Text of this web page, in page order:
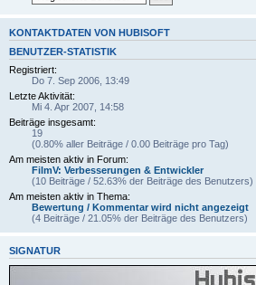
KONTAKTDATEN VON HUBISOFT
BENUTZER-STATISTIK
Registriert:
Do 7. Sep 2006, 13:49
Letzte Aktivität:
Mi 4. Apr 2007, 14:58
Beiträge insgesamt:
19
(0.80% aller Beiträge / 0.00 Beiträge pro Tag)
Am meisten aktiv in Forum:
FilmV: Verbesserungen & Entwickler
(10 Beiträge / 52.63% der Beiträge des Benutzers)
Am meisten aktiv in Thema:
Bewertung / Kommentar wird nicht angezeigt
(4 Beiträge / 21.05% der Beiträge des Benutzers)
SIGNATUR